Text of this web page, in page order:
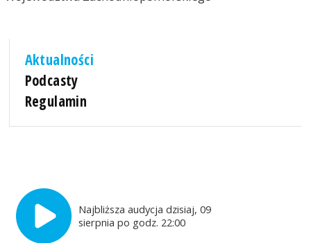
Aktualności
Podcasty
Regulamin
Najbliższa audycja dzisiaj, 09
sierpnia po godz. 22:00